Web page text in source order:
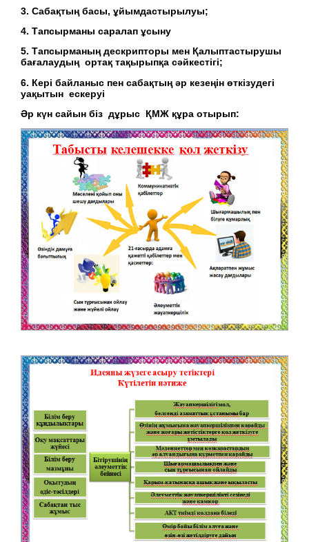
3. Сабақтың басы, ұйымдастырылуы;
4. Тапсырманы саралап ұсыну
5. Тапсырманың дескрипторы мен Қалыптастырушы
бағалаудың ортақ тақырыпқа сәйкестігі;
6. Кері байланыс пен сабақтың әр кезеңін өткізудегі
уақытын ескеруі
Әр күн сайын біз дұрыс ҚМЖ құра отырып: